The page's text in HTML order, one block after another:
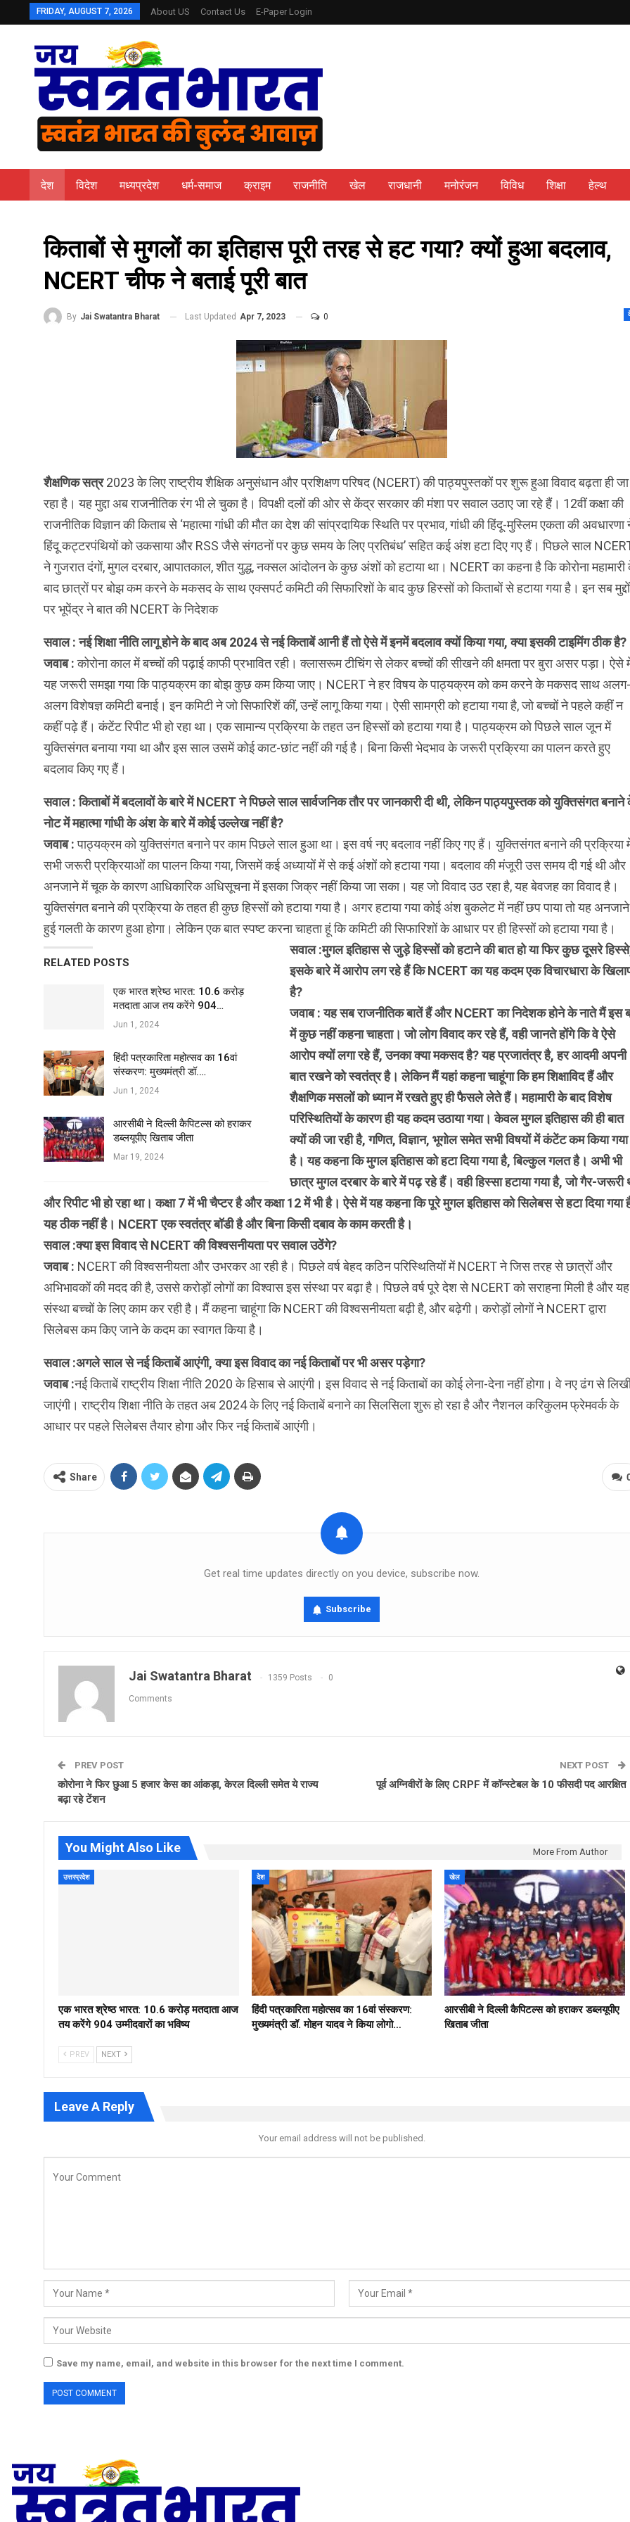
FRIDAY, AUGUST 7, 2026 About US Contact Us E-Paper Login
देश विदेश मध्यप्रदेश धर्म-समाज क्राइम राजनीति खेल राजधानी मनोरंजन विविध शिक्षा हेल्थ
किताबों से मुगलों का इतिहास पूरी तरह से हट गया? क्यों हुआ बदलाव,
NCERT चीफ ने बताई पूरी बात
By Jai Swatantra Bharat Last Updated Apr 7, 2023 0
शैक्षणिक सत्र2023 के लिए राष्ट्रीय शैक्षिक अनुसंधान और प्रशिक्षण परिषद (NCERT) की पाठ्यपुस्तकों पर शुरू हुआ विवाद बढ़ता ही जा
रहा है। यह मुद्दा अब राजनीतिक रंग भी ले चुका है। विपक्षी दलों की ओर से केंद्र सरकार की मंशा पर सवाल उठाए जा रहे हैं। 12वीं कक्षा की
राजनीतिक विज्ञान की किताब से ‘महात्मा गांधी की मौत का देश की सांप्रदायिक स्थिति पर प्रभाव, गांधी की हिंदू-मुस्लिम एकता की अवधारणा
हिंदू कट्टरपंथियों को उकसाया और RSS जैसे संगठनों पर कुछ समय के लिए प्रतिबंध’ सहित कई अंश हटा दिए गए हैं। पिछले साल
ने गुजरात दंगों, मुगल दरबार, आपातकाल, शीत युद्ध, नक्सल आंदोलन के कुछ अंशों को हटाया था। NCERT का कहना है कि कोरोना
बाद छात्रों पर बोझ कम करने के मकसद के साथ एक्सपर्ट कमिटी की सिफारिशों के बाद कुछ हिस्सों को किताबों से हटाया गया है। इन सब मुद्दों
पर भूपेंद्र ने बात की NCERT के निदेशक
सवाल : नई शिक्षा नीति लागू होने के बाद अब 2024 से नई किताबें आनी हैं तो ऐसे में इनमें बदलाव क्यों किया गया, क्या इसकी टाइमिंग ठीक है?
जवाब :कोरोना काल में बच्चों की पढ़ाई काफी प्रभावित रही। क्लासरूम टीचिंग से लेकर बच्चों की सीखने की क्षमता पर बुरा असर पड़ा। ऐसे
यह जरूरी समझा गया कि पाठ्यक्रम का बोझ कुछ कम किया जाए। NCERT ने हर विषय के पाठ्यक्रम को कम करने के मकसद साथ अलग-
अलग विशेषज्ञ कमिटी बनाई। इन कमिटी ने जो सिफारिशें कीं, उन्हें लागू किया गया। ऐसी सामग्री को हटाया गया है, जो बच्चों ने पहले कहीं न
कहीं पढ़े हैं। कंटेंट रिपीट भी हो रहा था। एक सामान्य प्रक्रिया के तहत उन हिस्सों को हटाया गया है। पाठ्यक्रम को पिछले साल जून में
युक्तिसंगत बनाया गया था और इस साल उसमें कोई काट-छांट नहीं की गई है। बिना किसी भेदभाव के जरूरी प्रक्रिया का पालन करते हुए
बदलाव किए गए हैं।
सवाल : किताबों में बदलावों के बारे में NCERT ने पिछले साल सार्वजनिक तौर पर जानकारी दी थी, लेकिन पाठ्यपुस्तक को युक्तिसंगत बनाने
नोट में महात्मा गांधी के अंश के बारे में कोई उल्लेख नहीं है?
जवाब :पाठ्यक्रम को युक्तिसंगत बनाने पर काम पिछले साल हुआ था। इस वर्ष नए बदलाव नहीं किए गए हैं। युक्तिसंगत बनाने की प्रक्रिया
सभी जरूरी प्रक्रियाओं का पालन किया गया, जिसमें कई अध्यायों में से कई अंशों को हटाया गया। बदलाव की मंजूरी उस समय दी गई थी और
अनजाने में चूक के कारण आधिकारिक अधिसूचना में इसका जिक्र नहीं किया जा सका। यह जो विवाद उठ रहा है, यह बेवजह का विवाद है।
युक्तिसंगत बनाने की प्रक्रिया के तहत ही कुछ हिस्सों को हटाया गया है। अगर हटाया गया कोई अंश बुकलेट में नहीं छप पाया तो यह
हुई गलती के कारण हुआ होगा। लेकिन एक बात स्पष्ट करना चाहता हूं कि कमिटी की सिफारिशों के आधार पर ही हिस्सों को हटाया गया है।
RELATED POSTS
एक भारत श्रेष्ठ भारत: 10.6 करोड़
मतदाता आज तय करेंगे 904…
Jun 1, 2024
हिंदी पत्रकारिता महोत्सव का 16वां
संस्करण: मुख्यमंत्री डॉ.…
Jun 1, 2024
आरसीबी ने दिल्ली कैपिटल्स को हराकर
डब्लयूपीए खिताब जीता
Mar 19, 2024
सवाल :मुगल इतिहास से जुड़े हिस्सों को हटाने की बात हो या फिर कुछ दूसरे
इसके बारे में आरोप लग रहे हैं कि NCERT का यह कदम एक विचारधारा के
है?
जवाब : यह सब राजनीतिक बातें हैं और NCERT का निदेशक होने के नाते मैं इस
में कुछ नहीं कहना चाहता। जो लोग विवाद कर रहे हैं, वही जानते होंगे कि वे ऐसे
आरोप क्यों लगा रहे हैं, उनका क्या मकसद है? यह प्रजातंत्र है, हर आदमी अपनी
बात रखने को स्वतंत्र है। लेकिन मैं यहां कहना चाहूंगा कि हम शिक्षाविद हैं और
शैक्षणिक मसलों को ध्यान में रखते हुए ही फैसले लेते हैं। महामारी के बाद विशेष
परिस्थितियों के कारण ही यह कदम उठाया गया। केवल मुगल इतिहास की ही बात
क्यों की जा रही है, गणित, विज्ञान, भूगोल समेत सभी विषयों में कंटेंट कम किया गया
है। यह कहना कि मुगल इतिहास को हटा दिया गया है, बिल्कुल गलत है। अभी भी
छात्र मुगल दरबार के बारे में पढ़ रहे हैं। वही हिस्सा हटाया गया है, जो गैर-जरूरी
और रिपीट भी हो रहा था। कक्षा 7 में भी चैप्टर है और कक्षा 12 में भी है। ऐसे में यह कहना कि पूरे मुगल इतिहास को सिलेबस से हटा दिया गया
यह ठीक नहीं है। NCERT एक स्वतंत्र बॉडी है और बिना किसी दबाव के काम करती है।
सवाल :क्या इस विवाद से NCERT की विश्वसनीयता पर सवाल उठेंगे?
जवाब : NCERT की विश्वसनीयता और उभरकर आ रही है। पिछले वर्ष बेहद कठिन परिस्थितियों में NCERT ने जिस तरह से छात्रों और
अभिभावकों की मदद की है, उससे करोड़ों लोगों का विश्वास इस संस्था पर बढ़ा है। पिछले वर्ष पूरे देश से NCERT को सराहना मिली है और यह
संस्था बच्चों के लिए काम कर रही है। मैं कहना चाहूंगा कि NCERT की विश्वसनीयता बढ़ी है, और बढ़ेगी। करोड़ों लोगों ने NCERT द्वारा
सिलेबस कम किए जाने के कदम का स्वागत किया है।
सवाल :अगले साल से नई किताबें आएंगी, क्या इस विवाद का नई किताबों पर भी असर पड़ेगा?
जवाब :नई किताबें राष्ट्रीय शिक्षा नीति 2020 के हिसाब से आएंगी। इस विवाद से नई किताबों का कोई लेना-देना नहीं होगा। वे नए ढंग से
जाएंगी। राष्ट्रीय शिक्षा नीति के तहत अब 2024 के लिए नई किताबें बनाने का सिलसिला शुरू हो रहा है और नैशनल करिकुलम फ्रेमवर्क के
आधार पर पहले सिलेबस तैयार होगा और फिर नई किताबें आएंगी।
Share
Get real time updates directly on you device, subscribe now.
Subscribe
Jai Swatantra Bharat 1359 Posts 0
Comments
PREV POST
कोरोना ने फिर छुआ 5 हजार केस का आंकड़ा, केरल दिल्‍ली समेत ये राज्‍य
बढ़ा रहे टेंशन
NEXT POST
पूर्व अग्निवीरों के लिए CRPF में कॉन्स्टेबल के 10 फीसदी पद आरक्षित
You Might Also Like More From Author
उत्तरप्रदेश
एक भारत श्रेष्ठ भारत: 10.6 करोड़ मतदाता आज
तय करेंगे 904 उम्मीदवारों का भविष्य
देश
हिंदी पत्रकारिता महोत्सव का 16वां संस्करण:
मुख्यमंत्री डॉ. मोहन यादव ने किया लोगो…
खेल
आरसीबी ने दिल्ली कैपिटल्स को हराकर डब्लयूपीए
खिताब जीता
PREV NEXT
Leave A Reply
Your email address will not be published.
Save my name, email, and website in this browser for the next time I comment.